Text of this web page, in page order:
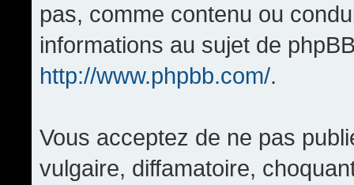
pas, comme contenu ou
informations au sujet de
http://www.phpbb.com/.
Vous acceptez de ne pas
vulgaire, diffamatoire,